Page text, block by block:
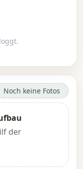
Noch keine Fotos
der